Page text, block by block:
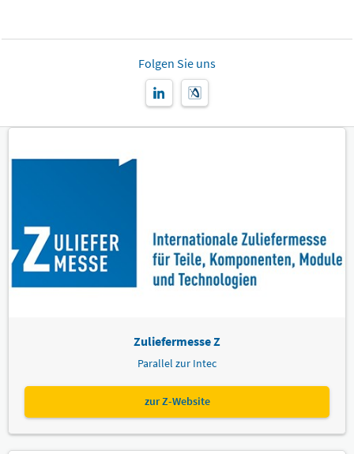
Folgen Sie uns
Zuliefermesse Z
Parallel zur Intec
zur Z-Website